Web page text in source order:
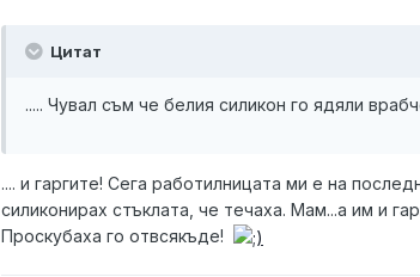
Цитат
..... Чувал съм че белия силикон го ядяли
.... и гаргите! Сега работилницата ми е на
силиконирах стъклата, че течаха. Мам...а им и
Проскубаха го отвсякъде!